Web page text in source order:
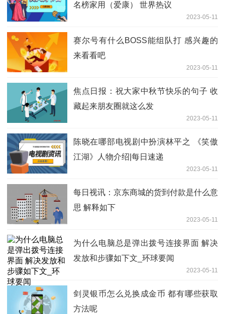
名榜家用（爱康） 世界热议
2023-05-11
赛尔号有什么BOSS能组队打 感兴趣的
来看看吧
2023-05-11
焦点日报：祝大家中秋节快乐的句子 收
藏起来朋友圈就这么发
2023-05-11
陈晓在哪部电视剧中扮演林平之 《笑傲
江湖》人物介绍|每日速递
2023-05-11
每日视讯：京东商城的货到付款是什么意
思 解释如下
2023-05-11
为什么电脑总是弹出拨号连接界面 解决
发放和步骤如下文_环球要闻
2023-05-11
剑灵银币怎么兑换成金币 都有哪些获取
方法呢